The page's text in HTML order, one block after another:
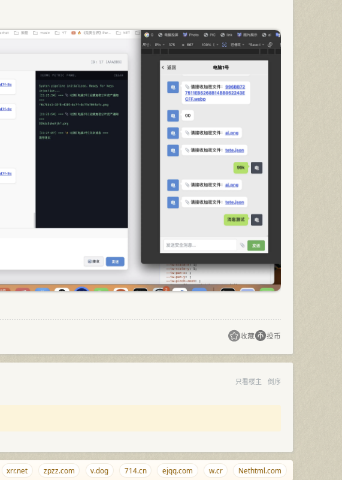
收藏 投币
只看楼主 倒序
zpzz.com v.dog 714.cn ejqq.com w.cr Nethtml.com gmbh.gmbh